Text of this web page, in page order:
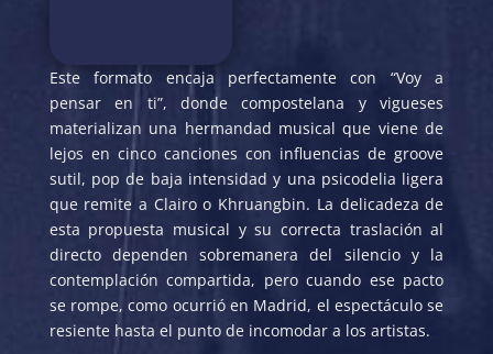
Este formato encaja perfectamente con “Voy a
pensar en ti”, donde compostelana y vigueses
materializan una hermandad musical que viene de
lejos en cinco canciones con influencias de groove
sutil, pop de baja intensidad y una psicodelia ligera
que remite a Clairo o Khruangbin. La delicadeza de
esta propuesta musical y su correcta traslación al
directo dependen sobremanera del silencio y la
contemplación compartida, pero cuando ese pacto
se rompe, como ocurrió en Madrid, el espectáculo se
resiente hasta el punto de incomodar a los artistas.